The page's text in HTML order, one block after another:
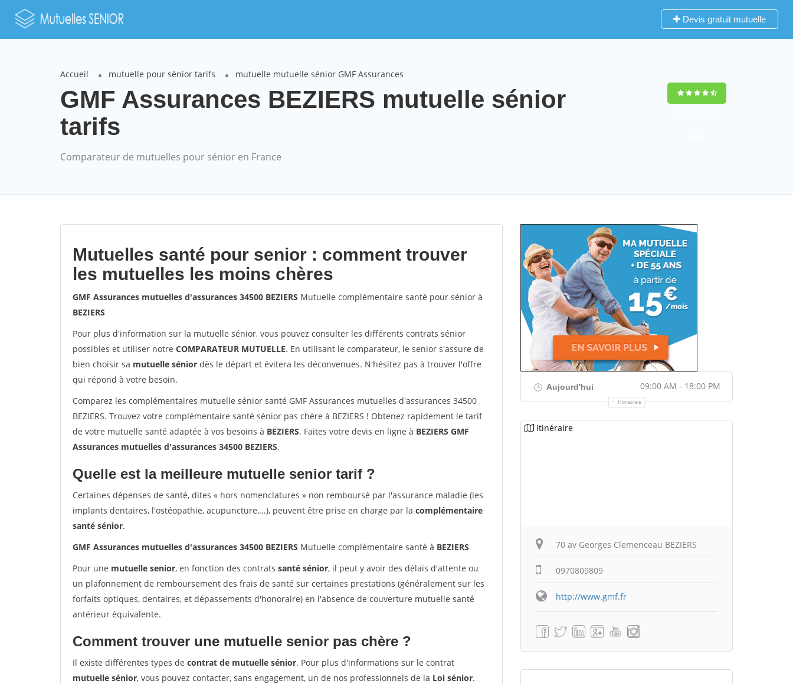
Devis gratuit mutuelle
Accueil mutuelle pour sénior tarifs mutuelle mutuelle sénior GMF Assurances
GMF Assurances BEZIERS mutuelle sénior
tarifs
Comparateur de mutuelles pour sénior en France
Mutuelles santé pour senior : comment trouver
les mutuelles les moins chères
GMF Assurances mutuelles d'assurances 34500 BEZIERS Mutuelle complémentaire santé pour sénior à
BEZIERS
Pour plus d'information sur la mutuelle sénior, vous pouvez consulter les différents contrats sénior
possibles et utiliser notre COMPARATEUR MUTUELLE. En utilisant le comparateur, le senior s'assure de
bien choisir sa mutuelle sénior dès le départ et évitera les déconvenues. N'hésitez pas à trouver l'offre
qui répond à votre besoin.
Comparez les complémentaires mutuelle sénior santé GMF Assurances mutuelles d'assurances 34500
BEZIERS. Trouvez votre complémentaire santé sénior pas chère à BEZIERS ! Obtenez rapidement le tarif
de votre mutuelle santé adaptée à vos besoins à BEZIERS. Faites votre devis en ligne à BEZIERS GMF
Assurances mutuelles d'assurances 34500 BEZIERS.
Quelle est la meilleure mutuelle senior tarif ?
Certaines dépenses de santé, dites « hors nomenclatures » non remboursé par l'assurance maladie (les
implants dentaires, l'ostéopathie, acupuncture,...), peuvent être prise en charge par la complémentaire
santé sénior.
GMF Assurances mutuelles d'assurances 34500 BEZIERS Mutuelle complémentaire santé à BEZIERS
Pour une mutuelle senior, en fonction des contrats santé sénior, il peut y avoir des délais d'attente ou
un plafonnement de remboursement des frais de santé sur certaines prestations (généralement sur les
forfaits optiques, dentaires, et dépassements d'honoraire) en l'absence de couverture mutuelle santé
antérieur équivalente.
Comment trouver une mutuelle senior pas chère ?
Il existe différentes types de contrat de mutuelle sénior. Pour plus d'informations sur le contrat
mutuelle sénior, vous pouvez contacter, sans engagement, un de nos professionnels de la Loi sénior.
Aujourd'hui 09:00 AM - 18:00 PM
Horaires
Itinéraire
70 av Georges Clemenceau BEZIERS
0970809809
http://www.gmf.fr